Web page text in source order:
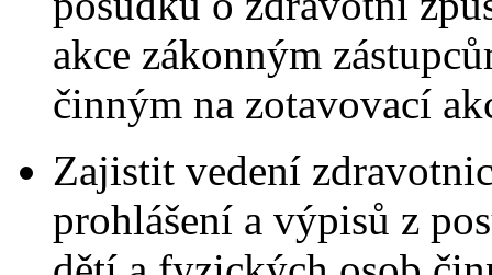
akce zákonným
činným na zotavovací
Zajistit vedení
prohlášení a výpisů z